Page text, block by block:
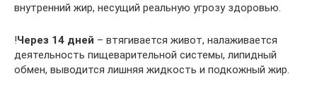
внутренний жир, несущий реальную угрозу здоровью.
!Через 14 дней – втягивается живот, налаживается
деятельность пищеварительной системы, липидный
обмен, выводится лишняя жидкость и подкожный жир.